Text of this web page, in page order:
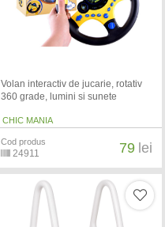
Volan interactiv de jucarie, rotativ
360 grade, lumini si sunete
CHIC MANIA
Cod produs
24911 79 lei